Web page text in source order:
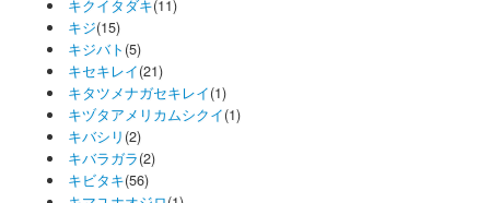
キクイタダキ(11)
キジ(15)
キジバト (5)
キセキレイ(21)
キタツメナガセキレイ(1)
キヅタアメリカムシクイ(1)
キバシリ (2)
キバラガラ(2)
キビタキ(56)